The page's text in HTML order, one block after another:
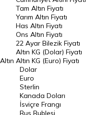
DÖVİZ
Döviz Kuru
Dolar Kuru
Euro Kuru
Pound Kuru
Frank Kuru
Riyal Kuru
Altın
Tam Altın Fiyatı
Yarım Altın Fiyatı
Has Altın Fiyatı
Ons Altın Fiyatı
22 Ayar Bilezik Fiyatı
Altın KG (Dolar) Fiyatı
Altın KG (Euro) Fiyatı
Dolar
Euro
Sterlin
Kanada Doları
İsviçre Frangı
Rus Rublesi